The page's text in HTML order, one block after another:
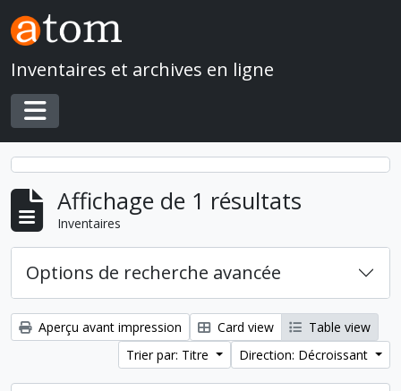
Skip to main content
Inventaires et archives en ligne
Toggle navigation
Affichage de 1 résultats
Inventaires
Options de recherche avancée
Aperçu avant impression Card view
Table view
Trier par: Titre
Direction: Décroissant